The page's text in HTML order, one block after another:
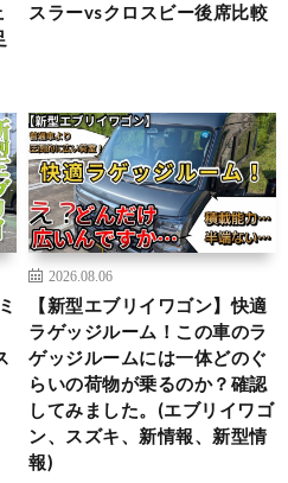
スラーvsクロスビー後席比較
2026.08.06
【新型エブリイワゴン】快適
ラゲッジルーム！この車のラ
ゲッジルームには一体どのぐ
らいの荷物が乗るのか？確認
してみました。(エブリイワゴ
ン、スズキ、新情報、新型情
報)